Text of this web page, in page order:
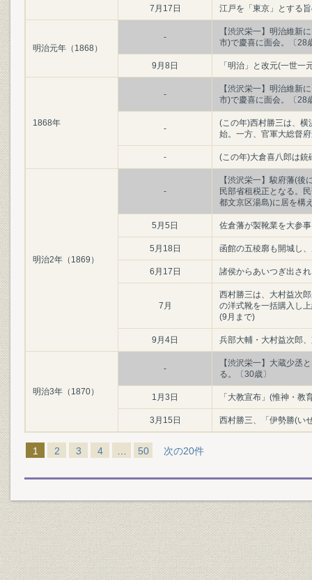
7月17日 江戸を「東京」とする
明治元年（1868）
-
【渋沢栄一】明治維新
市)で慶喜に面会。〔28
9月8日 「明治」と改元(一世一
1868年
-
【渋沢栄一】明治維新
市)で慶喜に面会。〔28
-
(この年)西村勝三は、横
始。一方、官軍大総督
- (この年)大倉喜八郎は銃
明治2年（1869）
-
【渋沢栄一】駿府藩(
民部省租税正となる。
都文京区湯島)に居を構
5月5日 佐倉藩が製靴業を大参
5月18日 函館の五稜廓も開城し
6月17日 諸侯からあいつぎ出さ
7月
西村勝三は、大村益次
の洋式靴を一括購入し
(9月まで)
9月4日 兵部大輔・大村益次郎
明治3年（1870）
-
【渋沢栄一】大蔵少丞
る。〔30歳〕
1月3日 「大教宣布」(惟神・教
3月15日 西村勝三、「伊勢勝(い
1 2 3 4 50 次の20件